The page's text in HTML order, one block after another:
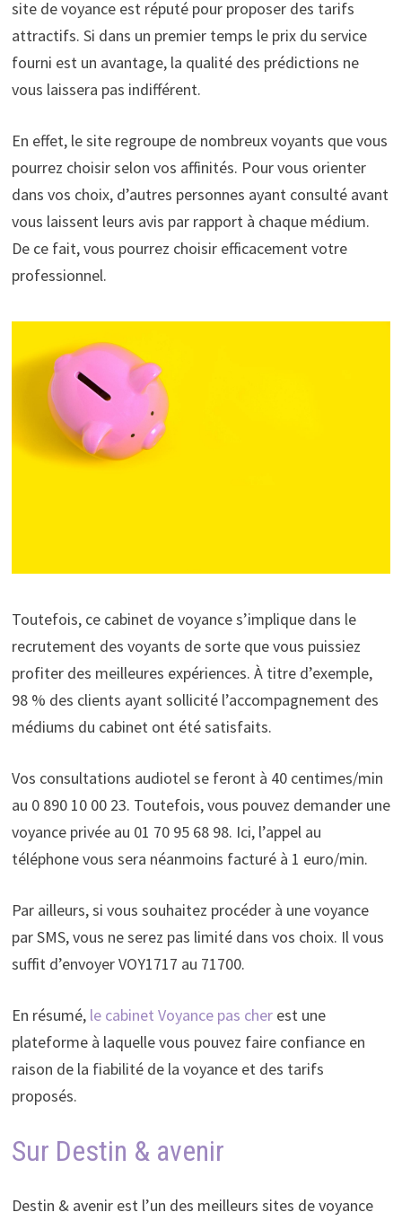
site de voyance est réputé pour proposer des tarifs
attractifs. Si dans un premier temps le prix du service
fourni est un avantage, la qualité des prédictions ne
vous laissera pas indifférent.
En effet, le site regroupe de nombreux voyants que vous
pourrez choisir selon vos affinités. Pour vous orienter
dans vos choix, d’autres personnes ayant consulté avant
vous laissent leurs avis par rapport à chaque médium.
De ce fait, vous pourrez choisir efficacement votre
professionnel.
Toutefois, ce cabinet de voyance s’implique dans le
recrutement des voyants de sorte que vous puissiez
profiter des meilleures expériences. À titre d’exemple,
98 % des clients ayant sollicité l’accompagnement des
médiums du cabinet ont été satisfaits.
Vos consultations audiotel se feront à 40 centimes/min
au 0 890 10 00 23. Toutefois, vous pouvez demander une
voyance privée au 01 70 95 68 98. Ici, l’appel au
téléphone vous sera néanmoins facturé à 1 euro/min.
Par ailleurs, si vous souhaitez procéder à une voyance
par SMS, vous ne serez pas limité dans vos choix. Il vous
suffit d’envoyer VOY1717 au 71700.
En résumé, le cabinet Voyance pas cherest une
plateforme à laquelle vous pouvez faire confiance en
raison de la fiabilité de la voyance et des tarifs
proposés.
Sur Destin & avenir
Destin & avenir est l’un des meilleurs sites de voyance